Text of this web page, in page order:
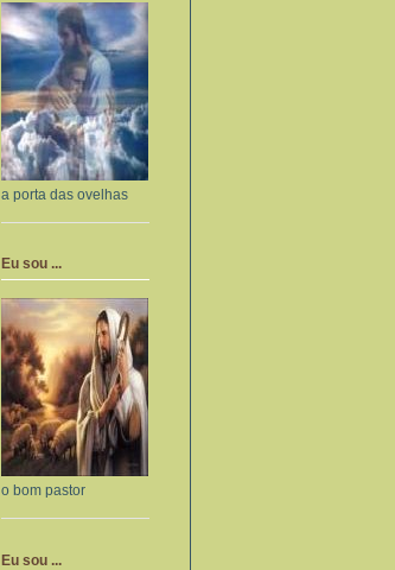
a porta das ovelhas
Eu sou ...
o bom pastor
Eu sou ...